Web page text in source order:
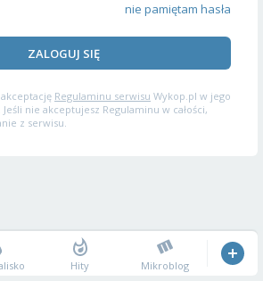
nie pamiętam hasła
ZALOGUJ SIĘ
Regulaminu serwisu Wykop.pl w jego
nie akceptujesz Regulaminu w całości,
z serwisu.
Hity Mikroblog